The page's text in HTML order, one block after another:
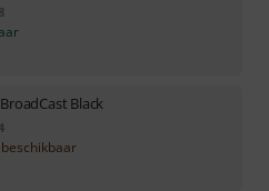
8
Black